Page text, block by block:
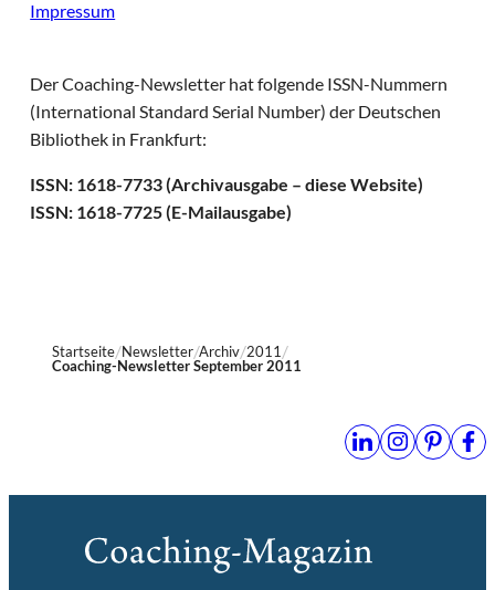
Impressum
Der Coaching-Newsletter hat folgende ISSN-Nummern
(International Standard Serial Number) der Deutschen
Bibliothek in Frankfurt:
ISSN: 1618-7733 (Archivausgabe – diese Website)
ISSN: 1618-7725 (E-Mailausgabe)
Startseite Newsletter Archiv 2011
Coaching-Newsletter September 2011